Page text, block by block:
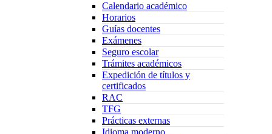
Calendario académico
Horarios
Guías docentes
Exámenes
Seguro escolar
Trámites académicos
Expedición de títulos y
certificados
RAC
TFG
Prácticas externas